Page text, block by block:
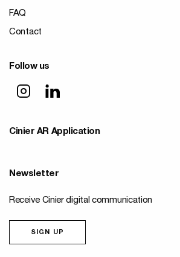
FAQ
Contact
Follow us
Cinier AR Application
Newsletter
Receive Cinier digital communication
SIGN UP